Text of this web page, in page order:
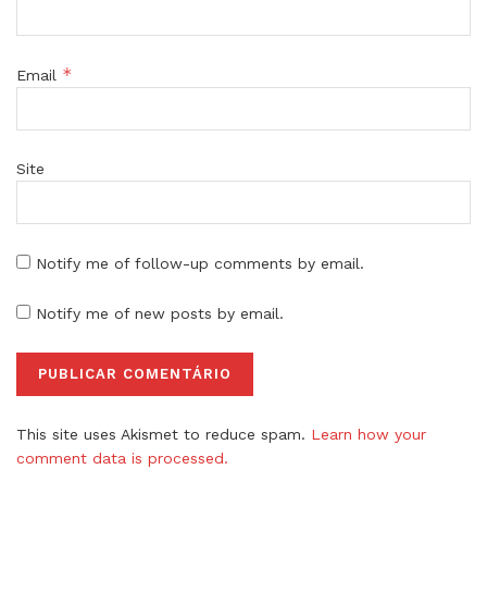
Email *
Site
Notify me of follow-up comments by email.
Notify me of new posts by email.
This site uses Akismet to reduce spam. Learn how your
comment data is processed.